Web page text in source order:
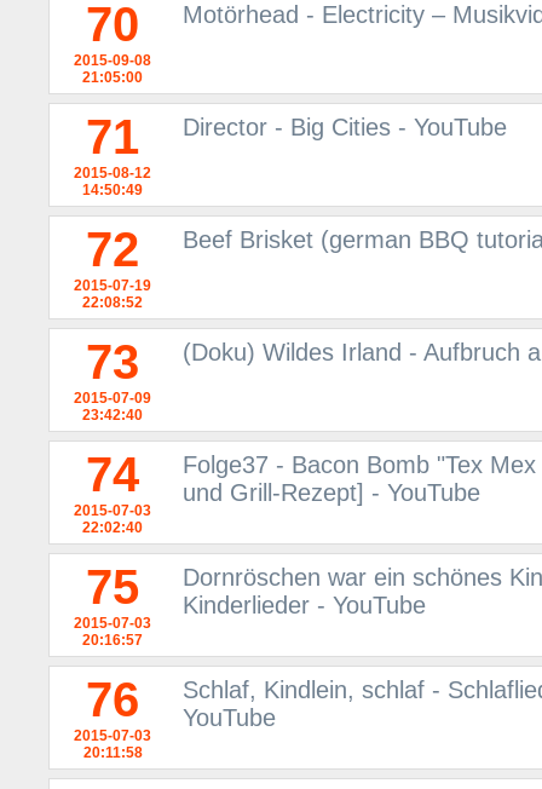
70
2015-09-08
21:05:00
Motörhead - Electricity –
71
2015-08-12
14:50:49
Director - Big Cities - YouTube
72
2015-07-19
22:08:52
Beef Brisket (german BBQ
73
2015-07-09
23:42:40
(Doku) Wildes Irland - Aufbruch
74
2015-07-03
22:02:40
Folge37 - Bacon Bomb "Tex
und Grill-Rezept] - YouTube
75
2015-07-03
20:16:57
Dornröschen war ein schönes
Kinderlieder - YouTube
76
2015-07-03
20:11:58
Schlaf, Kindlein, schlaf -
YouTube